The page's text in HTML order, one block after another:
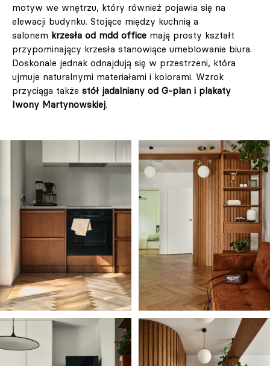
motyw we wnętrzu, który również pojawia się na
elewacji budynku. Stojące między kuchnią a
salonem krzesła od mdd office mają prosty kształt
przypominający krzesła stanowiące umeblowanie biura.
Doskonale jednak odnajdują się w przestrzeni, która
ujmuje naturalnymi materiałami i kolorami. Wzrok
przyciąga także stół jadalniany od G-plan i plakaty
Iwony Martynowskiej.